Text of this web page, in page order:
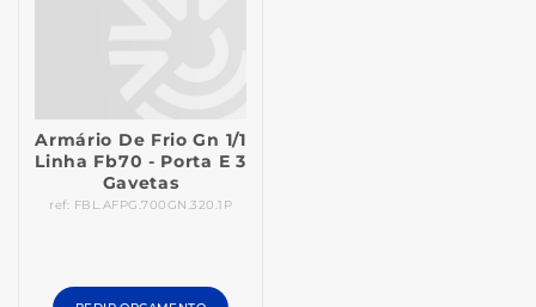
Armário De Frio Gn 1/1
Linha Fb70 - Porta E 3
Gavetas
ref: FBL.AFPG.700GN.320.1P